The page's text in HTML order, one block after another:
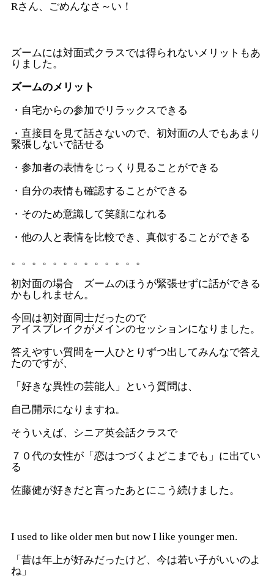
Rさん、ごめんなさ～い！
ズームには対面式クラスでは得られないメリットもあ
りました。
ズームのメリット
・自宅からの参加でリラックスできる
・直接目を見て話さないので、初対面の人でもあまり
緊張しないで話せる
・参加者の表情をじっくり見ることができる
・自分の表情も確認することができる
・そのため意識して笑顔になれる
・他の人と表情を比較でき、真似することができる
。。。。。。。。。。。。。
初対面の場合 ズームのほうが緊張せずに話ができる
かもしれません。
今回は初対面同士だったので
アイスブレイクがメインのセッションになりました。
答えやすい質問を一人ひとりずつ出してみんなで答え
たのですが、
「好きな異性の芸能人」という質問は、
自己開示になりますね。
そういえば、シニア英会話クラスで
７０代の女性が「恋はつづくよどこまでも」に出てい
る
佐藤健が好きだと言ったあとにこう続けました。
I used to like older men but now I like younger men.
「昔は年上が好みだったけど、今は若い子がいいのよ
ね」